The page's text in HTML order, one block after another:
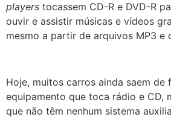
players tocassem CD-R e DVD-R
ouvir e assistir músicas e vídeos
mesmo a partir de arquivos MP3 e
Hoje, muitos carros ainda saem de
equipamento que toca rádio e CD,
que não têm nenhum sistema